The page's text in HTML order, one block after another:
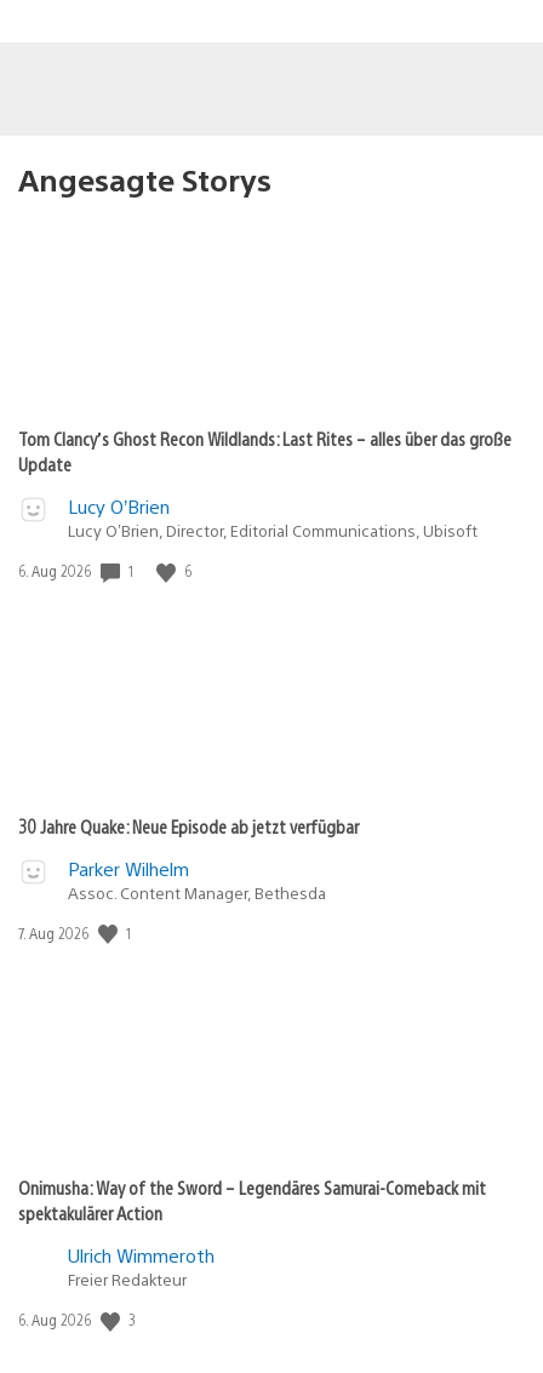
Angesagte Storys
Tom Clancy’s Ghost Recon Wildlands: Last Rites – alles über das große
Update
Lucy O’Brien
Lucy O’Brien, Director, Editorial Communications, Ubisoft
Veröffentlichungsdatum:
6. Aug 2026 1 6
30 Jahre Quake: Neue Episode ab jetzt verfügbar
Parker Wilhelm
Assoc. Content Manager, Bethesda
Veröffentlichungsdatum:
7. Aug 2026 1
Onimusha: Way of the Sword – Legendäres Samurai-Comeback mit
spektakulärer Action
Ulrich Wimmeroth
Freier Redakteur
Veröffentlichungsdatum:
6. Aug 2026 3